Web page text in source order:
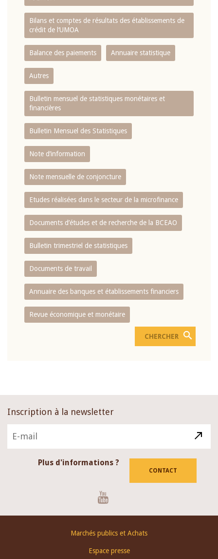
Bilans et comptes de résultats des établissements de
crédit de l‘UMOA
Balance des paiements Annuaire statistique
Autres
Bulletin mensuel de statistiques monétaires et
financières
Bulletin Mensuel des Statistiques
Note d’information
Note mensuelle de conjoncture
Etudes réalisées dans le secteur de la microfinance
Documents d’études et de recherche de la BCEAO
Bulletin trimestriel de statistiques
Documents de travail
Annuaire des banques et établissements financiers
Revue économique et monétaire
Inscription à la newsletter
Plus d'informations ?
CONTACT
Marchés publics et Achats
Espace presse